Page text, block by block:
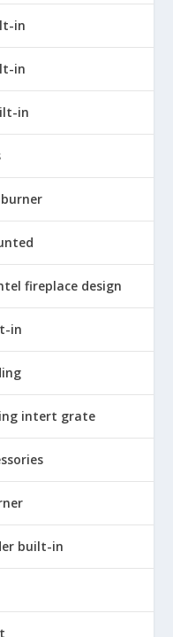
in
in
in
fireplace design
in
intert grate
built-in